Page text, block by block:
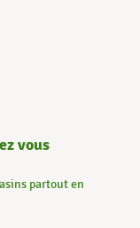
vous
partout en